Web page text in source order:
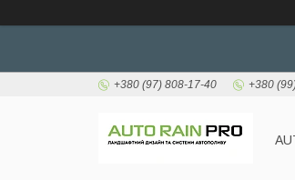
+380 (97) 808-17-40 +380